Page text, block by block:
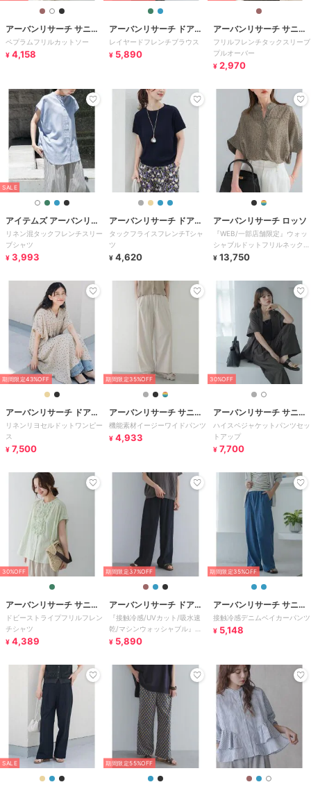
アーバンリサーチ サニー
レーベル
ペプラムフリルカットソー
¥ 4,158
アーバンリサーチ ドアー
ズ
レイヤードフレンチブラウス
¥ 5,890
アーバンリサーチ サニー
レーベル
フリルフレンチタックスリーブ
プルオーバー
¥ 2,970
SALE
アイテムズ アーバンリサ
ーチ
リネン混タックフレンチスリー
ブシャツ
¥ 3,993
アーバンリサーチ ドアー
ズ
タックフライスフレンチTシャ
ツ
¥ 4,620
アーバンリサーチ ロッソ
『WEB/一部店舗限定』ウォッ
シャブルドットフリルネックブ
ラウス
¥ 13,750
期間限定43%OFF
アーバンリサーチ ドアー
ズ
リネンリヨセルドットワンピー
ス
¥ 7,500
期間限定35%OFF
アーバンリサーチ サニー
レーベル
機能素材イージーワイドパンツ
¥ 4,933
30%OFF
アーバンリサーチ サニー
レーベル
ハイスペジャケットパンツセッ
トアップ
¥ 7,700
30%OFF
アーバンリサーチ サニー
レーベル
ドビーストライプフリルフレン
チシャツ
¥ 4,389
期間限定37%OFF
アーバンリサーチ ドアー
ズ
『接触冷感/UVカット/吸水速
乾/マシンウォッシャブル』ド
ライタッチリラ
¥ 5,890
期間限定35%OFF
アーバンリサーチ サニー
レーベル
接触冷感デニムベイカーパンツ
¥ 5,148
SALE 期間限定55%OFF